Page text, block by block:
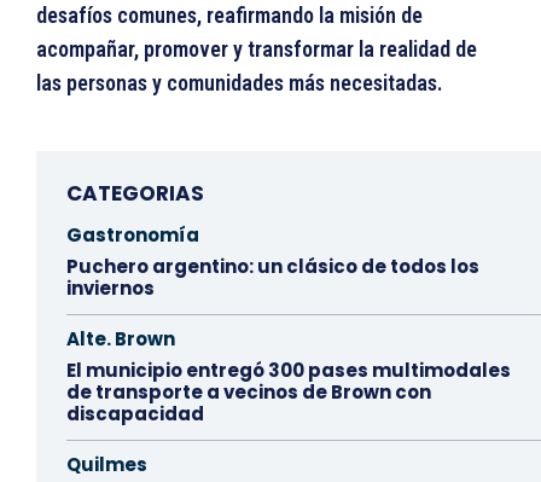
desafíos comunes, reafirmando la misión de
acompañar, promover y transformar la realidad de
las personas y comunidades más necesitadas.
CATEGORIAS
Gastronomía
Puchero argentino: un clásico de todos los
inviernos
Alte. Brown
El municipio entregó 300 pases multimodales
de transporte a vecinos de Brown con
discapacidad
Quilmes